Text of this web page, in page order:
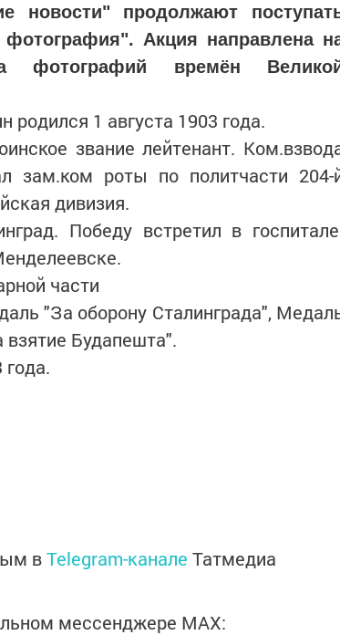
новости" продолжают
Акция направлена
фотографий времён
родился 1 августа 1903 года.
звание лейтенант.
зам.ком роты по политчасти 204-
дивизия.
Победу встретил в
части
"За оборону Сталинграда",
Будапешта".
года.
вTelegram-канале Татмедиа
мессенджере MАХ: